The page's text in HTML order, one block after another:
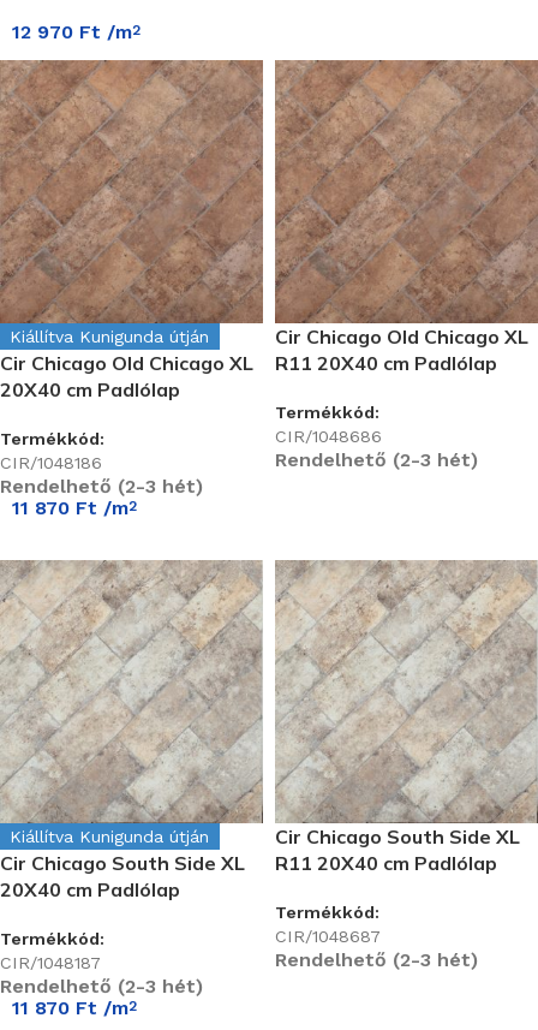
12 970 Ft /m2
Kiállítva Kunigunda útján
Cir Chicago Old Chicago XL
20X40 cm Padlólap
Termékkód:
CIR/1048186
Rendelhető (2-3 hét)
Cir Chicago Old Chicago XL
R11 20X40 cm Padlólap
Termékkód:
CIR/1048686
Rendelhető (2-3 hét)
11 870 Ft /m2
Kiállítva Kunigunda útján
Cir Chicago South Side XL
20X40 cm Padlólap
Termékkód:
CIR/1048187
Rendelhető (2-3 hét)
Cir Chicago South Side XL
R11 20X40 cm Padlólap
Termékkód:
CIR/1048687
Rendelhető (2-3 hét)
11 870 Ft /m2